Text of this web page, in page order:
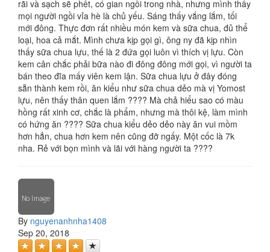
rãi và sạch sẽ phết, có gian ngồi trong nhà, nhưng mình thấy
mọi người ngồi vỉa hè là chủ yếu. Sáng thấy vắng lắm, tối
mới đông. Thực đơn rất nhiều món kem và sữa chua, đủ thể
loại, hoa cả mắt. Mình chưa kịp gọi gì, ông ny đã kịp nhìn
thấy sữa chua lựu, thế là 2 đứa gọi luôn vì thích vị lựu. Còn
kem cân chắc phải bữa nào đi đông đông mới gọi, vì người ta
bán theo đĩa mấy viên kem lận. Sữa chua lựu ở đây đóng
sẵn thành kem rồi, ăn kiểu như sữa chua dẻo mà vị Yomost
lựu, nên thấy thân quen lắm ???? Mà chả hiểu sao có màu
hồng rất xinh cơ, chắc là phẩm, nhưng mà thôi kệ, làm mình
có hứng ăn ???? Sữa chua kiểu dẻo dẻo này ăn vui mồm
hơn hẳn, chua hơn kem nên cũng đỡ ngấy. Một cốc là 7k
nha. Rẻ với bọn mình và lãi với hàng người ta ????
By nguyenanhnha1408
Sep 20, 2018